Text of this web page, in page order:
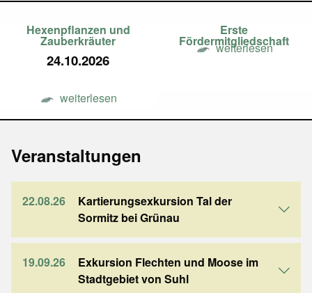
Hexenpflanzen und
Zauberkräuter
24.10.2026
weiterlesen
Erste
Fördermitgliedschaft
weiterlesen
Veranstaltungen
22.08.26
Kartierungsexkursion Tal der
Sormitz bei Grünau
19.09.26
Exkursion Flechten und Moose im
Stadtgebiet von Suhl